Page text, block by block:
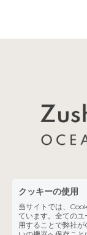
株式会社 LEAF
クッキーの使用
当サイトでは、
ています。全ての
用することで弊社